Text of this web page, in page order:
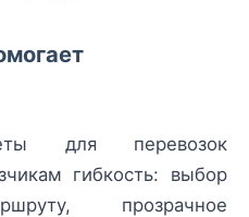
для перевозок
гибкость: выбор
прозрачное